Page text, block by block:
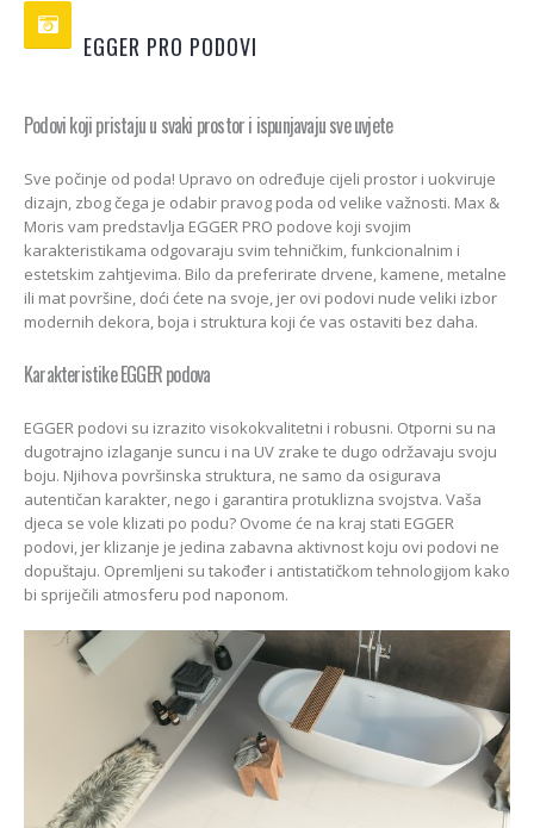
EGGER PRO PODOVI
Podovi koji pristaju u svaki prostor i ispunjavaju sve uvjete
Sve počinje od poda! Upravo on određuje cijeli prostor i uokviruje
dizajn, zbog čega je odabir pravog poda od velike važnosti. Max &
Moris vam predstavlja EGGER PRO podove koji svojim
karakteristikama odgovaraju svim tehničkim, funkcionalnim i
estetskim zahtjevima. Bilo da preferirate drvene, kamene, metalne
ili mat površine, doći ćete na svoje, jer ovi podovi nude veliki izbor
modernih dekora, boja i struktura koji će vas ostaviti bez daha.
Karakteristike EGGER podova
EGGER podovi su izrazito visokokvalitetni i robusni. Otporni su na
dugotrajno izlaganje suncu i na UV zrake te dugo održavaju svoju
boju. Njihova površinska struktura, ne samo da osigurava
autentičan karakter, nego i garantira protuklizna svojstva. Vaša
djeca se vole klizati po podu? Ovome će na kraj stati EGGER
podovi, jer klizanje je jedina zabavna aktivnost koju ovi podovi ne
dopuštaju. Opremljeni su također i antistatičkom tehnologijom kako
bi spriječili atmosferu pod naponom.
15/01/2025
podove
Inspiracija bez
spaja i najzahtjevnije
kutove
12/05/2026